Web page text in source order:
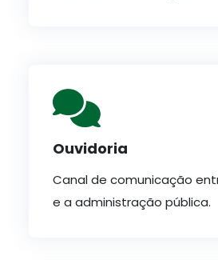
Ouvidoria
Canal de comunicação
e a administração pública.